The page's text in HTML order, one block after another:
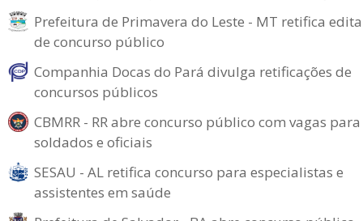
Prefeitura de Primavera do Leste - MT retifica
de concurso público
Companhia Docas do Pará divulga retificações de
concursos públicos
CBMRR - RR abre concurso público com vagas para
soldados e oficiais
SESAU - AL retifica concurso para especialistas e
assistentes em saúde